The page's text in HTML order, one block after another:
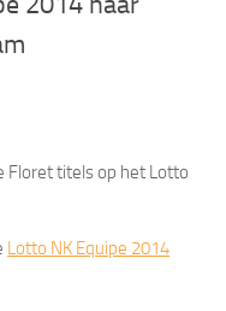
Floret titels op het Lotto
Lotto NK Equipe 2014